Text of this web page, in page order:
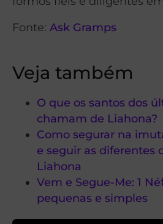
Fonte: Ask Gramps
Veja também
O que os santos dos
chamam de Liahona?
Como segurar na
e seguir as diferentes
Liahona
Vem e Segue-Me: 1
pequenas e simples